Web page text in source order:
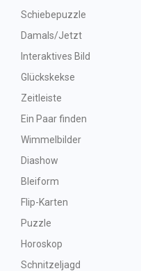
Schiebepuzzle
Damals/Jetzt
Interaktives Bild
Glückskekse
Zeitleiste
Ein Paar finden
Wimmelbilder
Diashow
Bleiform
Flip-Karten
Puzzle
Horoskop
Schnitzeljagd